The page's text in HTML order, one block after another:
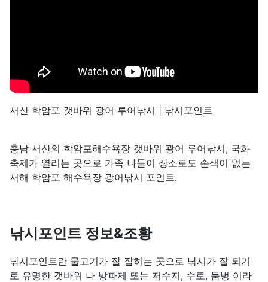
서산 학암포 갯바위 광어 루어낚시 | 낚시포인트
충남 서산의 학암포해수욕장 갯바위 광어 루어낚시, 국화
축제가 열리는 곳으로 가족 나들이 장소로도 손색이 없는
서해 학암포 해수욕장 광어낚시 포인트.
낚시포인트 정보&조황
낚시포인트란 물고기가 잘 잡히는 곳으로 낚시가 잘 되기
로 유명한 갯바위 나 방파제 또는 저수지, 수로, 둠벙 이라